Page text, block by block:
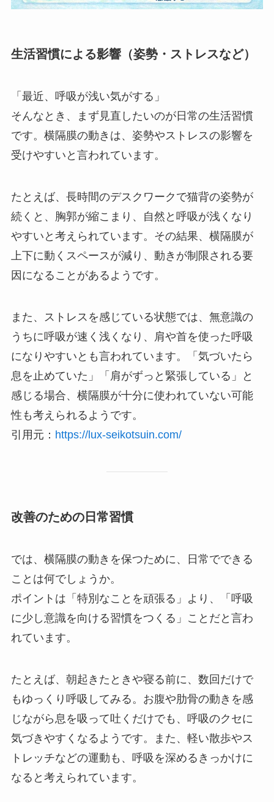
生活習慣による影響（姿勢・ストレスなど）
「最近、呼吸が浅い気がする」
そんなとき、まず見直したいのが日常の生活習慣
です。横隔膜の動きは、姿勢やストレスの影響を
受けやすいと言われています。
たとえば、長時間のデスクワークで猫背の姿勢が
続くと、胸郭が縮こまり、自然と呼吸が浅くなり
やすいと考えられています。その結果、横隔膜が
上下に動くスペースが減り、動きが制限される要
因になることがあるようです。
また、ストレスを感じている状態では、無意識の
うちに呼吸が速く浅くなり、肩や首を使った呼吸
になりやすいとも言われています。「気づいたら
息を止めていた」「肩がずっと緊張している」と
感じる場合、横隔膜が十分に使われていない可能
性も考えられるようです。
引用元： https://lux-seikotsuin.com/
改善のための日常習慣
では、横隔膜の動きを保つために、日常でできる
ことは何でしょうか。
ポイントは「特別なことを頑張る」より、「呼吸
に少し意識を向ける習慣をつくる」ことだと言わ
れています。
たとえば、朝起きたときや寝る前に、数回だけで
もゆっくり呼吸してみる。お腹や肋骨の動きを感
じながら息を吸って吐くだけでも、呼吸のクセに
気づきやすくなるようです。また、軽い散歩やス
トレッチなどの運動も、呼吸を深めるきっかけに
なると考えられています。